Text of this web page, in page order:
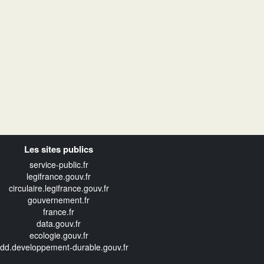
Les sites publics
service-public.fr
legifrance.gouv.fr
circulaire.legifrance.gouv.fr
gouvernement.fr
france.fr
data.gouv.fr
ecologie.gouv.fr
durable.gouv.fr